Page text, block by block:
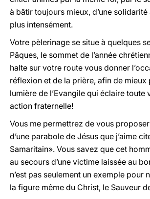
à bâtir toujours mieux, d’une
plus intensément.
Votre pèlerinage se situe à quelques
Pâques, le sommet de l’année
halte sur votre route vous donner
réflexion et de la prière, afin de mieux
lumière de l’Evangile qui éclaire toute
action fraternelle!
Vous me permettrez de vous
d’une parabole de Jésus que j’aime
Samaritain». Vous savez que cet
au secours d’une victime laissée au
n’est pas seulement un exemple pour
la figure même du Christ, le Sauveur